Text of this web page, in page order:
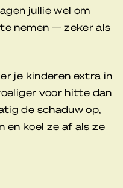
jullie wel om
nemen — zeker als
je kinderen extra in
voor hitte dan
de schaduw op,
en koel ze af als ze